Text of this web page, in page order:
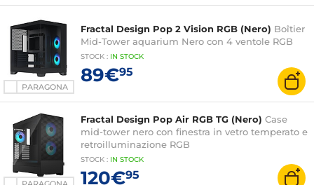
PARAGONA
Fractal Design Pop 2 Vision RGB (Nero) Boîtier
Mid-Tower aquarium Nero con 4 ventole RGB
STOCK : IN STOCK
89€95
Fractal Design Pop Air RGB TG (Nero) Case
mid-tower nero con finestra in vetro temperato e
retroilluminazione RGB
STOCK : IN STOCK
120€95